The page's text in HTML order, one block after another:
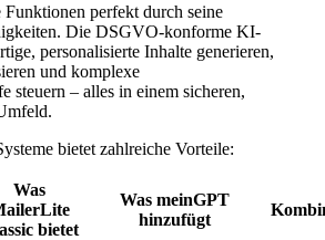
perfekt durch seine
Die DSGVO-konforme KI-
personalisierte Inhalte generieren,
und komplexe
steuern – alles in einem sicheren,
bietet zahlreiche Vorteile:
Was
bietet
Was meinGPT
hinzufügt